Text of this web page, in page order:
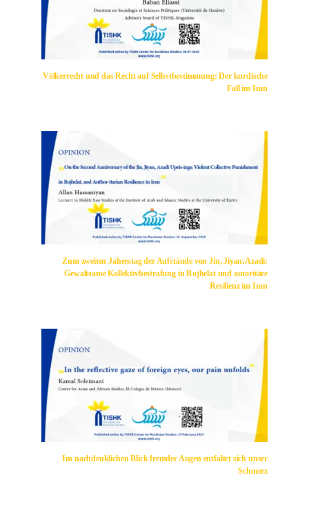
Völkerrecht und das Recht auf Selbstbestimmung: Der kurdische
Fall im Iran
Zum zweiten Jahrestag der Aufstände von Jin, Jiyan،Azadi:
Gewaltsame Kollektivbestrafung in Rojhelat und autoritäre
Resilienz im Iran
Im nachdenklichen Blick fremder Augen entfaltet sich unser
Schmerz